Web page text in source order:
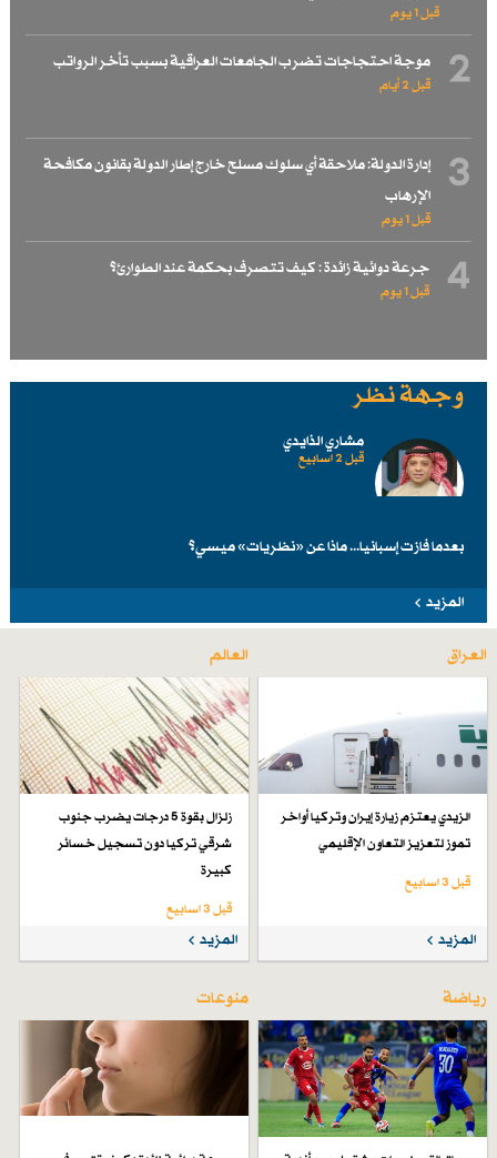
قبل 1 یوم
2 موجة احتجاجات تضرب الجامعات العراقية بسبب تأخر الرواتب
قبل 2 أيام
3
إدارة الدولة: ملاحقة أي سلوك مسلح خارج إطار الدولة بقانون مكافحة
الإرهاب
قبل 1 یوم
4 جرعة دوائية زائدة : كيف تتصرف بحكمة عند الطوارئ؟
قبل 1 یوم
وجهة نظر
مشاري الذايدي
قبل 2 اسابیع
بعدما فازت إسبانيا... ماذا عن «نظريات» ميسي؟
المزيد
العراق
الزيدي يعتزم زيارة إيران وتركيا أواخر
تموز لتعزيز التعاون الإقليمي
قبل 3 اسابیع
المزيد
العالم
زلزال بقوة 5 درجات يضرب جنوب
شرقي تركيا دون تسجيل خسائر
كبيرة
قبل 3 اسابیع
المزيد
رياضة منوعات